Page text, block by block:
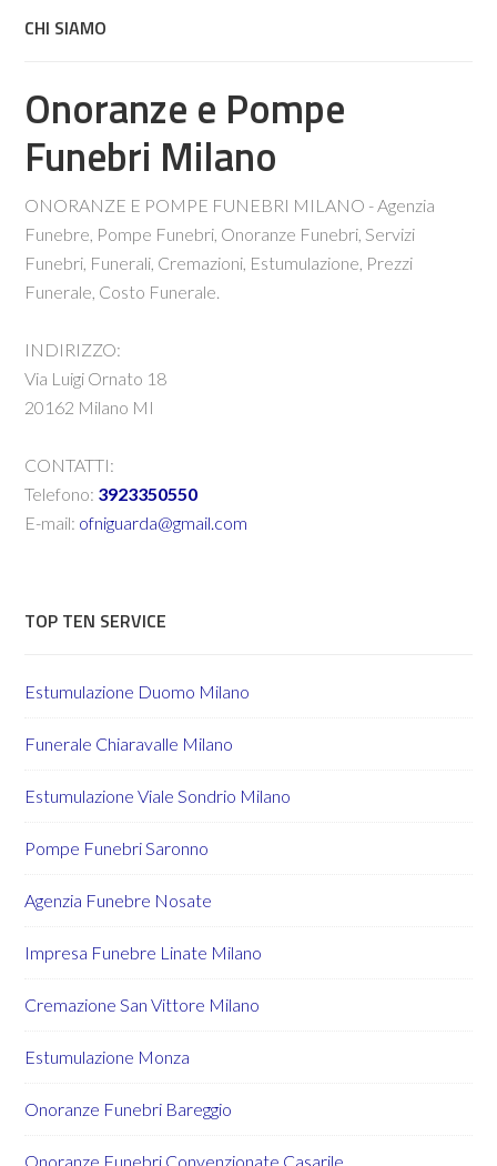
CHI SIAMO
Onoranze e Pompe
Funebri Milano
ONORANZE E POMPE FUNEBRI MILANO - Agenzia
Funebre, Pompe Funebri, Onoranze Funebri, Servizi
Funebri, Funerali, Cremazioni, Estumulazione, Prezzi
Funerale, Costo Funerale.
INDIRIZZO:
Via Luigi Ornato 18
20162 Milano MI
CONTATTI:
Telefono: 3923350550
E-mail: ofniguarda@gmail.com
TOP TEN SERVICE
Estumulazione Duomo Milano
Funerale Chiaravalle Milano
Estumulazione Viale Sondrio Milano
Pompe Funebri Saronno
Agenzia Funebre Nosate
Impresa Funebre Linate Milano
Cremazione San Vittore Milano
Estumulazione Monza
Onoranze Funebri Bareggio
Onoranze Funebri Convenzionate Casarile